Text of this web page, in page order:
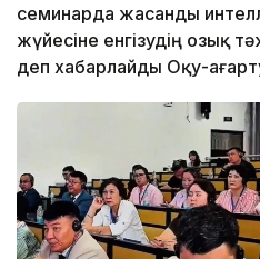
семинарда жасанды
жүйесіне енгізудің озық
деп хабарлайды Оқу-